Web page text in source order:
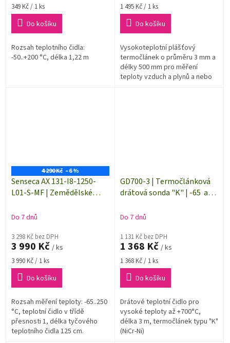
Měrná
cena:
349 Kč / 1 ks
Do košíku
Rozsah teplotního čidla:
-50..+200 °C, délka 1,22 m
Měrná
cena:
1 495 Kč / 1 ks
Do košíku
Vysokoteplotní plášťový
termočlánek o průměru 3 mm a
délky 500 mm pro měření
teploty vzduch a plynů a nebo
4 290 Kč –6 %
Senseca AX 131-I8-1250-
L01-S-MF | Zemědělské
sondy 1,25 m | termočlánek
Do 7 dnů
3 298 Kč bez DPH
3 990 Kč / ks
Měrná
cena:
3 990 Kč / 1 ks
Do košíku
Rozsah měření teploty: -65..250
°C, teplotní čidlo v třídě
přesnosti 1, délka tyčového
teplotního čidla 125 cm.
GD700-3 | Termočlánková
drátová sonda "K" | -65 až
Do 7 dnů
1 131 Kč bez DPH
1 368 Kč / ks
Měrná
cena:
1 368 Kč / 1 ks
Do košíku
Drátové teplotní čidlo pro
vysoké teploty až +700°C,
délka 3 m, termočlánek typu "K"
(NiCr-Ni)